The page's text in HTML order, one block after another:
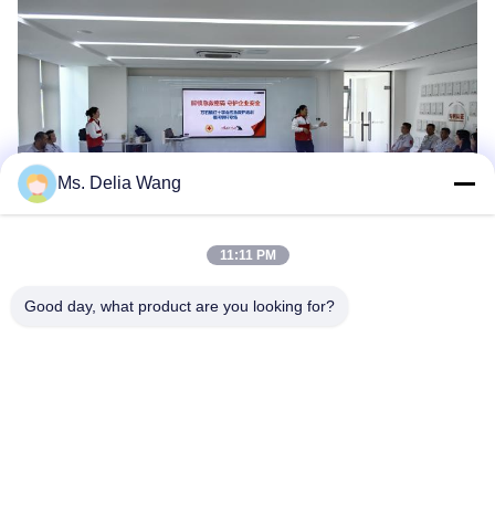
Ms. Delia Wang
11:11 PM
Good day, what product are you looking for?